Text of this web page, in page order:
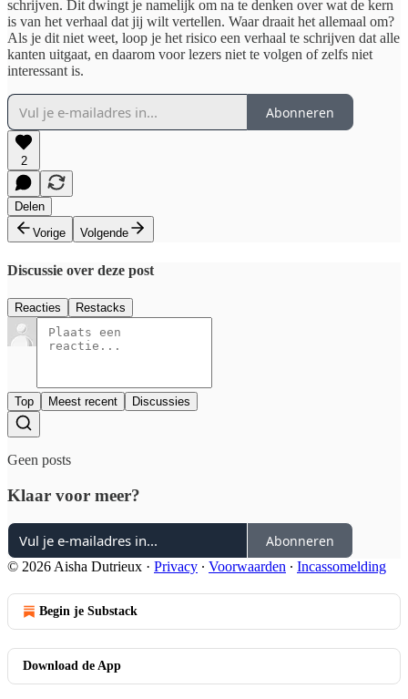
schrijven. Dit dwingt je namelijk om na te denken over wat de kern
is van het verhaal dat jij wilt vertellen. Waar draait het allemaal om?
Als je dit niet weet, loop je het risico een verhaal te schrijven dat alle
kanten uitgaat, en daarom voor lezers niet te volgen of zelfs niet
interessant is.
Abonneren
2
Delen
Vorige
Volgende
Discussie over deze post
Reacties Restacks
Top Meest recent Discussies
Geen posts
Klaar voor meer?
Abonneren
© 2026 Aisha Dutrieux · Privacy ∙ Voorwaarden ∙ Incassomelding
Begin je Substack
Download de App